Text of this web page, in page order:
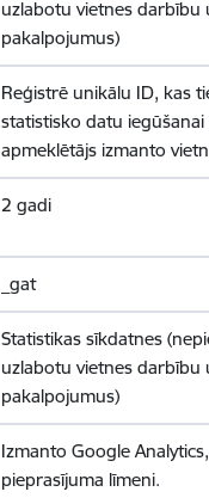
uzlabotu vietnes darbību
pakalpojumus)
Reģistrē unikālu ID, kas
statistisko datu
apmeklētājs izmanto
2 gadi
_gat
Statistikas sīkdatnes
uzlabotu vietnes darbību
pakalpojumus)
Izmanto Google
pieprasījuma līmeni.